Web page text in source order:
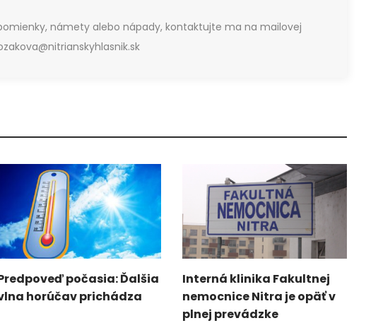
námety alebo nápady, kontaktujte ma na mailovej
počasia: Ďalšia
horúčav prichádza
Interná klinika Fakultnej
nemocnice Nitra je opäť v
plnej prevádzke